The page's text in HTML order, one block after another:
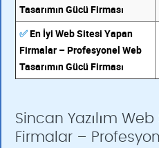
Tasarımın Gücü Firması
✅En İyi Web Sitesi Yapan
Firmalar – Profesyonel Web
Tasarımın Gücü Firması
Sincan Yazılım
Firmalar –